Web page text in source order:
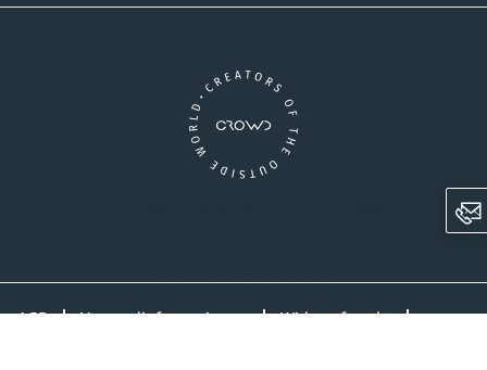
AGB Versandinformationen
Widerrufsrecht